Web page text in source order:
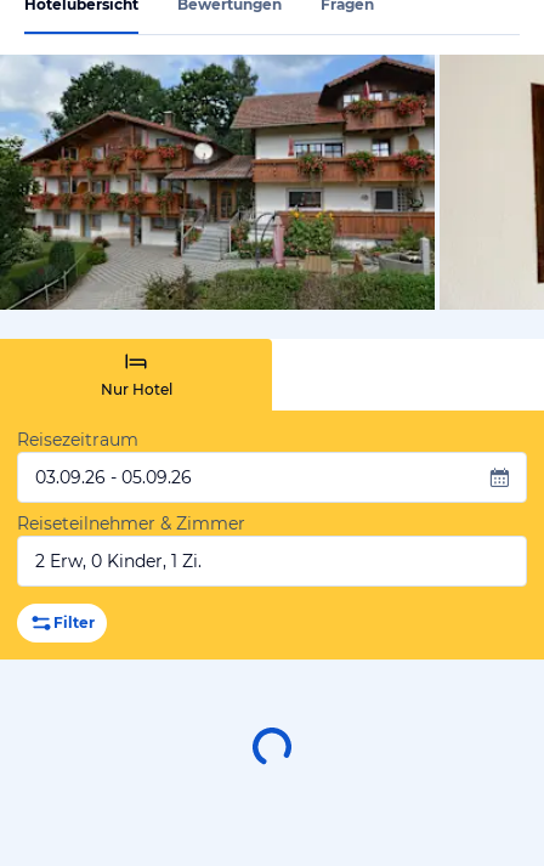
Hotelübersicht Bewertungen Fragen
von
Nur Hotel
Reisezeitraum
03.09.26 - 05.09.26
Reiseteilnehmer & Zimmer
2 Erw, 0 Kinder, 1 Zi.
Filter